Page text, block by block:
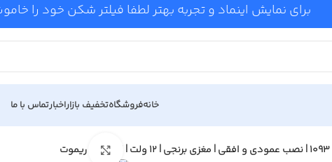
برای نمایش اینماد و تجربه بهتر لطفا فیلتر شکن خود را
خانهفروشگاهتخفیف بازاراخبارتماس با ما
Click to enlarge